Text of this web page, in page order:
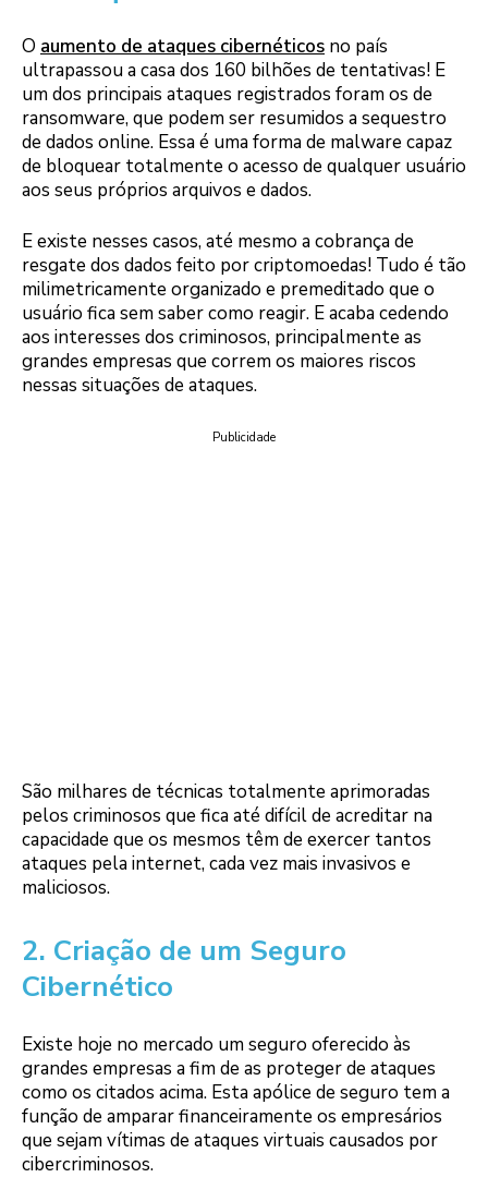
O aumento de ataques cibernéticos no país
ultrapassou a casa dos 160 bilhões de tentativas! E
um dos principais ataques registrados foram os de
ransomware, que podem ser resumidos a sequestro
de dados online. Essa é uma forma de malware capaz
de bloquear totalmente o acesso de qualquer usuário
aos seus próprios arquivos e dados.
E existe nesses casos, até mesmo a cobrança de
resgate dos dados feito por criptomoedas! Tudo é tão
milimetricamente organizado e premeditado que o
usuário fica sem saber como reagir. E acaba cedendo
aos interesses dos criminosos, principalmente as
grandes empresas que correm os maiores riscos
nessas situações de ataques.
Publicidade
São milhares de técnicas totalmente aprimoradas
pelos criminosos que fica até difícil de acreditar na
capacidade que os mesmos têm de exercer tantos
ataques pela internet, cada vez mais invasivos e
maliciosos.
2. Criação de um Seguro
Cibernético
Existe hoje no mercado um seguro oferecido às
grandes empresas a fim de as proteger de ataques
como os citados acima. Esta apólice de seguro tem a
função de amparar financeiramente os empresários
que sejam vítimas de ataques virtuais causados por
cibercriminosos.